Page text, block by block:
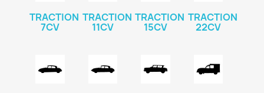
TRACTION
7CV
TRACTION
11CV
TRACTION
15CV
TRACTION
22CV